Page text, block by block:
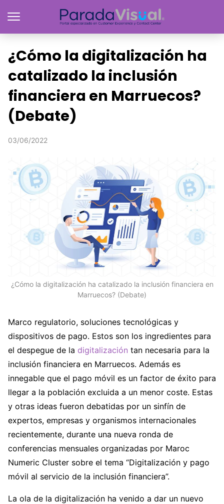
¿Cómo la digitalización ha
catalizado la inclusión
financiera en Marruecos?
(Debate)
03/06/2022
¿Cómo la digitalización ha catalizado la inclusión financiera en
Marruecos? (Debate)
Marco regulatorio, soluciones tecnológicas y
dispositivos de pago. Estos son los ingredientes para
el despegue de la digitalización tan necesaria para la
inclusión financiera en Marruecos. Además es
innegable que el pago móvil es un factor de éxito para
llegar a la población excluida a un menor coste. Estas
y otras ideas fueron debatidas por un sinfín de
expertos, empresas y organismos internacionales
recientemente, durante una nueva ronda de
conferencias mensuales organizadas por Maroc
Numeric Cluster sobre el tema “Digitalización y pago
móvil al servicio de la inclusión financiera”.
La ola de la digitalización ha venido a dar un nuevo